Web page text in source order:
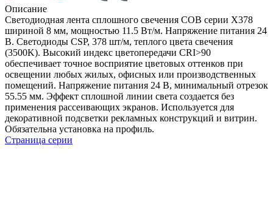
Описание
Светодиодная лента сплошного свечения COB серии X378
шириной 8 мм, мощностью 11.5 Вт/м. Напряжение питания 24
В. Светодиоды CSP, 378 шт/м, теплого цвета свечения
(3500K). Высокий индекс цветопередачи CRI>90
обеспечивает точное восприятие цветовых оттенков при
освещении любых жилых, офисных или производственных
помещений. Напряжение питания 24 В, минимальный отрезок
55.55 мм. Эффект сплошной линии света создается без
применения рассеивающих экранов. Используется для
декоративной подсветки рекламных конструкций и витрин.
Обязательна установка на профиль.
Страница серии